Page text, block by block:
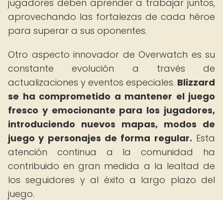
jugadores deben aprender a trabajar juntos,
aprovechando las fortalezas de cada héroe
para superar a sus oponentes.
Otro aspecto innovador de Overwatch es su
constante evolución a través de
actualizaciones y eventos especiales. Blizzard
se ha comprometido a mantener el juego
fresco y emocionante para los jugadores,
introduciendo nuevos mapas, modos de
juego y personajes de forma regular. Esta
atención continua a la comunidad ha
contribuido en gran medida a la lealtad de
los seguidores y al éxito a largo plazo del
juego.